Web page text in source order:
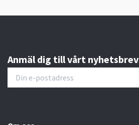
Anmäl dig till vårt nyhetsbrev